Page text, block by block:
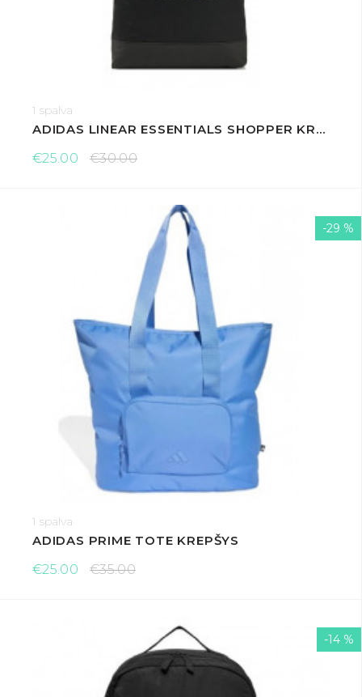
1 spalva
ADIDAS LINEAR ESSENTIALS SHOPPER KREPŠYS
€25.00
€30.00
1 spalva
ADIDAS PRIME TOTE KREPŠYS
€25.00
€35.00
-29 %
-14 %